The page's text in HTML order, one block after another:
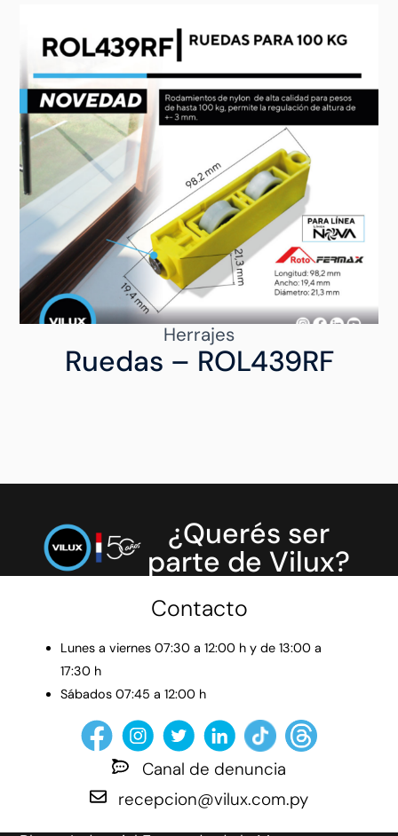
Herrajes
Ruedas – ROL439RF
¿Querés ser
parte de Vilux?
Contacto
Lunes a viernes 07:30 a 12:00 h y de 13:00 a
17:30 h
Sábados 07:45 a 12:00 h
Canal de denuncia
recepcion@vilux.com.py